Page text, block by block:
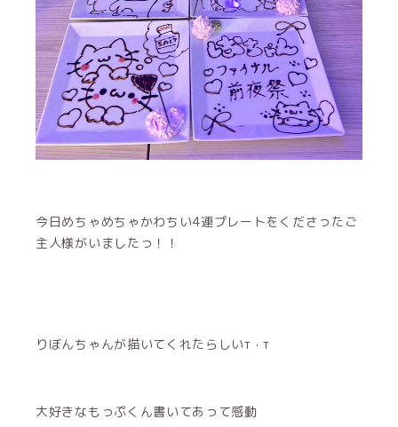
今日めちゃめちゃかわちい4連プレートをくださったご
主人様がいましたっ！！
りぼんちゃんが描いてくれたらしいт · т
大好きなもっぷくん書いてあって感動